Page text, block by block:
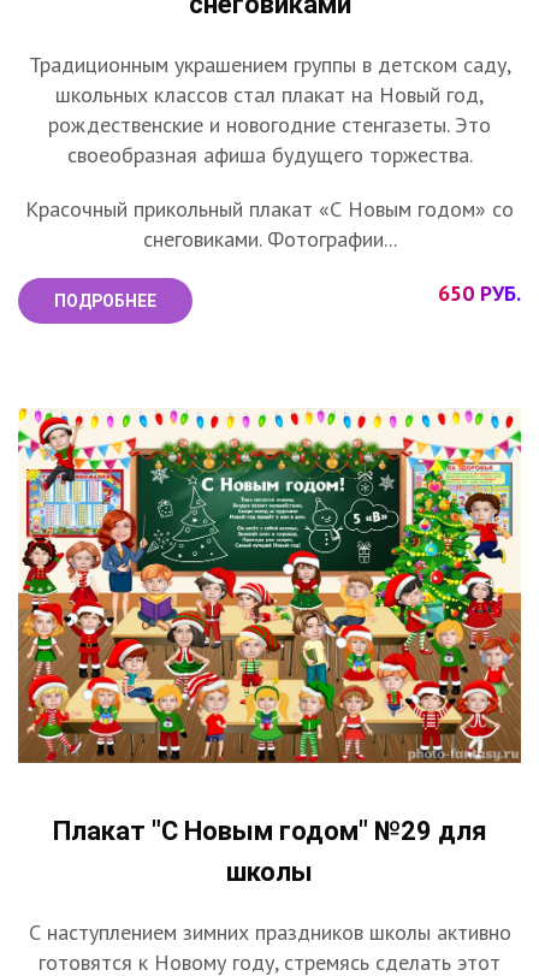
Традиционным украшением группы в детском саду,
школьных классов стал плакат на Новый год,
рождественские и новогодние стенгазеты. Это
своеобразная афиша будущего торжества.
Красочный прикольный плакат «С Новым годом» со
снеговиками. Фотографии...
ПОДРОБНЕЕ 650 РУБ.
Плакат "С Новым годом" №29 для
школы
С наступлением зимних праздников школы активно
готовятся к Новому году, стремясь сделать этот